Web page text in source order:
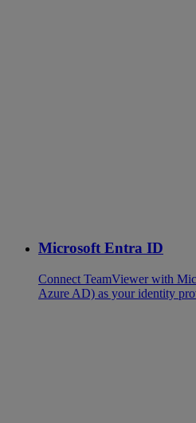
Microsoft Entra ID
Connect TeamViewer with
Azure AD) as your identity